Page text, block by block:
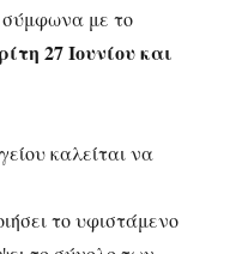
σύμφωνα με το
27 Ιουνίου και
καλείται να
το υφιστάμενο